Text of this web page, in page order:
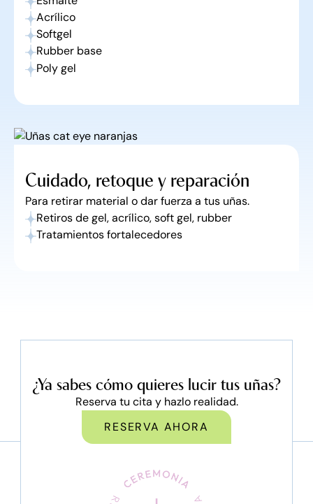
Acrílico
Softgel
Rubber base
Poly gel
Cuidado, retoque y reparación
Para retirar material o dar fuerza a tus uñas.
Retiros de gel, acrílico, soft gel, rubber
Tratamientos fortalecedores
¿Ya sabes cómo quieres lucir tus uñas?
Reserva tu cita y hazlo realidad.
RESERVA AHORA